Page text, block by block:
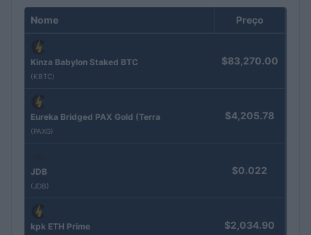
Nome Preço
Kinza Babylon Staked BTC
(KBTC)
$83,270.00
Eureka Bridged PAX Gold (Terra
(PAXG)
$4,205.78
JDB
(JDB)
$0.022
kpk ETH Prime $2,034.90